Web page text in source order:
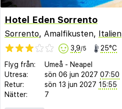
Hotel Eden Sorrento
Sorrento, Amalfikusten, Italien
3,9/5 25°C
Flyg från: Umeå - Neapel
Utresa:
sön 06 jun 2027 07:50
Retur:
sön 13 jun 2027 15:55
Nätter:
7